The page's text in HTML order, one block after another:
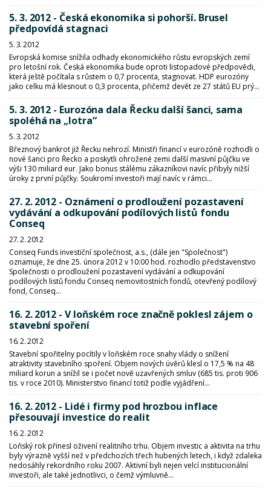
5. 3. 2012 - Česká ekonomika si pohorší. Brusel
předpovídá stagnaci
5. 3. 2012
Evropská komise snížila odhady ekonomického růstu evropských zemí
pro letošní rok. Česká ekonomika bude oproti listopadové předpovědi,
která ještě počítala s růstem o 0,7 procenta, stagnovat. HDP eurozóny
jako celku má klesnout o 0,3 procenta, přičemž devět ze 27 států EU prý...
5. 3. 2012 - Eurozóna dala Řecku další šanci, sama
spoléhá na „lotra“
5. 3. 2012
Březnový bankrot již Řecku nehrozí. Ministři financí v eurozóně rozhodli o
nové šanci pro Řecko a poskytli ohrožené zemi další masivní půjčku ve
výši 130 miliard eur. Jako bonus stálému zákazníkovi navíc přibyly nižší
úroky z první půjčky. Soukromí investoři mají navíc v rámci...
27. 2. 2012 - Oznámení o prodloužení pozastavení
vydávání a odkupování podílových listů fondu
Conseq
27. 2. 2012
Conseq Funds investiční společnost, a.s., (dále jen "Společnost")
oznamuje, že dne 25. února 2012 v 10:00 hod. rozhodlo představenstvo
Společnosti o prodloužení pozastavení vydávání a odkupování
podílových listů fondu Conseq nemovitostních fondů, otevřený podílový
fond, Conseq...
16. 2. 2012 - V loňském roce značně poklesl zájem o
stavební spoření
16. 2. 2012
Stavební spořitelny pocítily v loňském roce snahy vlády o snížení
atraktivity stavebního spoření. Objem nových úvěrů klesl o 17,5 % na 48
miliard korun a snížil se i počet nově uzavřených smluv (685 tis. proti 906
tis. v roce 2010). Ministerstvo financí totiž podle vyjádření...
16. 2. 2012 - Lidé i firmy pod hrozbou inflace
přesouvají investice do realit
16. 2. 2012
Loňský rok přinesl oživení realitního trhu. Objem investic a aktivita na trhu
byly výrazně vyšší než v předchozích třech hubených letech, i když zdaleka
nedosáhly rekordního roku 2007. Aktivní byli nejen velcí institucionální
investoři, ale také jednotlivci, o čemž výmluvně...